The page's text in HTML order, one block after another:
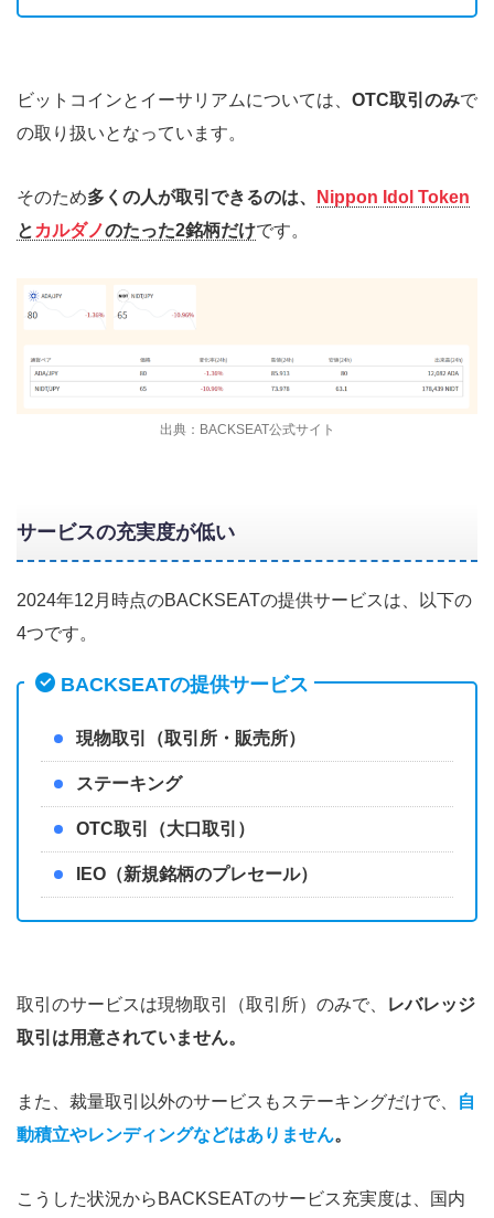
ビットコインとイーサリアムについては、 OTC取引のみで
の取り扱いとなっています。
そのため多くの人が取引できるのは、
Nippon Idol Token
とカルダノのたった2銘柄だけです。
出典：BACKSEAT公式サイト
サービスの充実度が低い
2024年12月時点のBACKSEATの提供サービスは、以下の
4つです。
BACKSEATの提供サービス
現物取引（取引所・販売所）
ステーキング
OTC取引（大口取引）
IEO（新規銘柄のプレセール）
取引のサービスは現物取引（取引所）のみで、
レバレッジ
取引は用意されていません。
また、裁量取引以外のサービスもステーキングだけで、
自
動積立やレンディングなどはありません。
こうした状況からBACKSEATのサービス充実度は、国内